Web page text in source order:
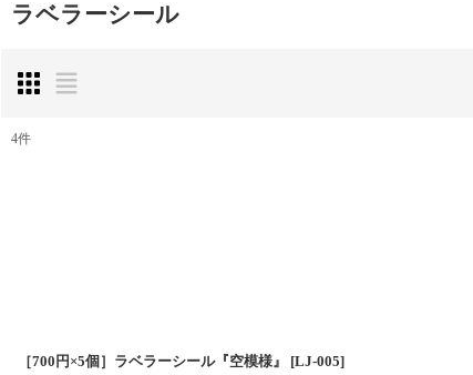
ラベラーシール
4件
［700円×5個］ラベラーシール『空模様』 [LJ-005]